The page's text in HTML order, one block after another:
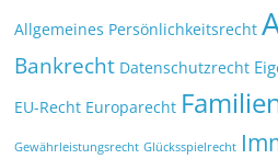
Allgemeines Persönlichkeitsrecht
Bankrecht Datenschutzrecht
EU-Recht Europarecht
Gewährleistungsrecht Glücksspielrecht